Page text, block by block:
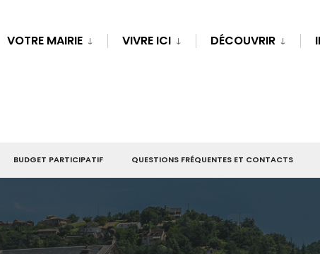
VOTRE MAIRIE VIVRE ICI DÉCOUVRIR
BUDGET PARTICIPATIF QUESTIONS FRÉQUENTES ET CONTACTS